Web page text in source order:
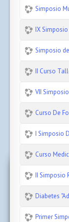
Simposio
IX
Simposio
II Curso
VII
Curso De
I Simposio
Curso
II Simposio
Diabetes
Primer